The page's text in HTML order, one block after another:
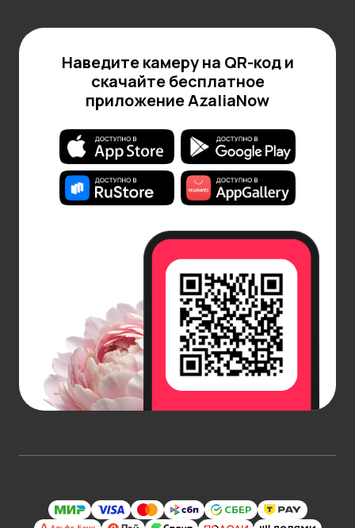
Наведите камеру на QR-код и
скачайте бесплатное
приложение AzaliaNow